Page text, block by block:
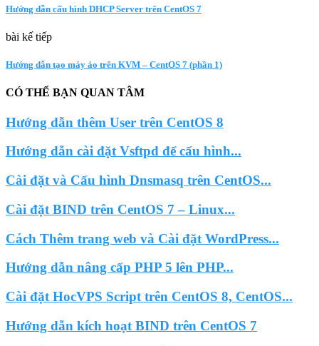
Hướng dẫn cấu hình DHCP Server trên CentOS 7
bài kế tiếp
Hướng dẫn tạo máy ảo trên KVM – CentOS 7 (phần 1)
CÓ THỂ BẠN QUAN TÂM
Hướng dẫn thêm User trên CentOS 8
Hướng dẫn cài đặt Vsftpd để cấu hình...
Cài đặt và Cấu hình Dnsmasq trên CentOS...
Cài đặt BIND trên CentOS 7 – Linux...
Cách Thêm trang web và Cài đặt WordPress...
Hướng dẫn nâng cấp PHP 5 lên PHP...
Cài đặt HocVPS Script trên CentOS 8, CentOS...
Hướng dẫn kích hoạt BIND trên CentOS 7